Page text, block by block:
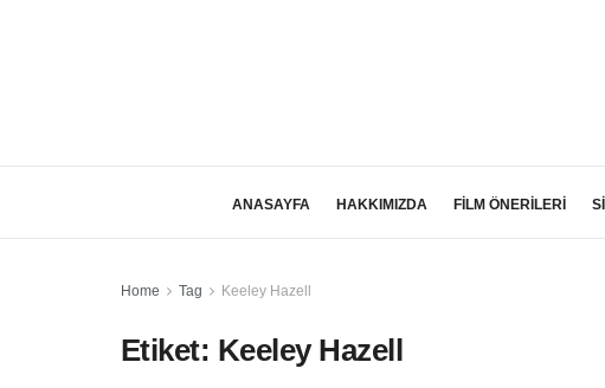
ANASAYFA HAKKIMIZDA FİLM ÖNERİLERİ
Home Tag Keeley Hazell
Etiket: Keeley Hazell